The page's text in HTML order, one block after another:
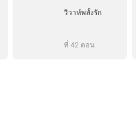
วิวาห์พลั้งรัก
ที่ 42 ตอน